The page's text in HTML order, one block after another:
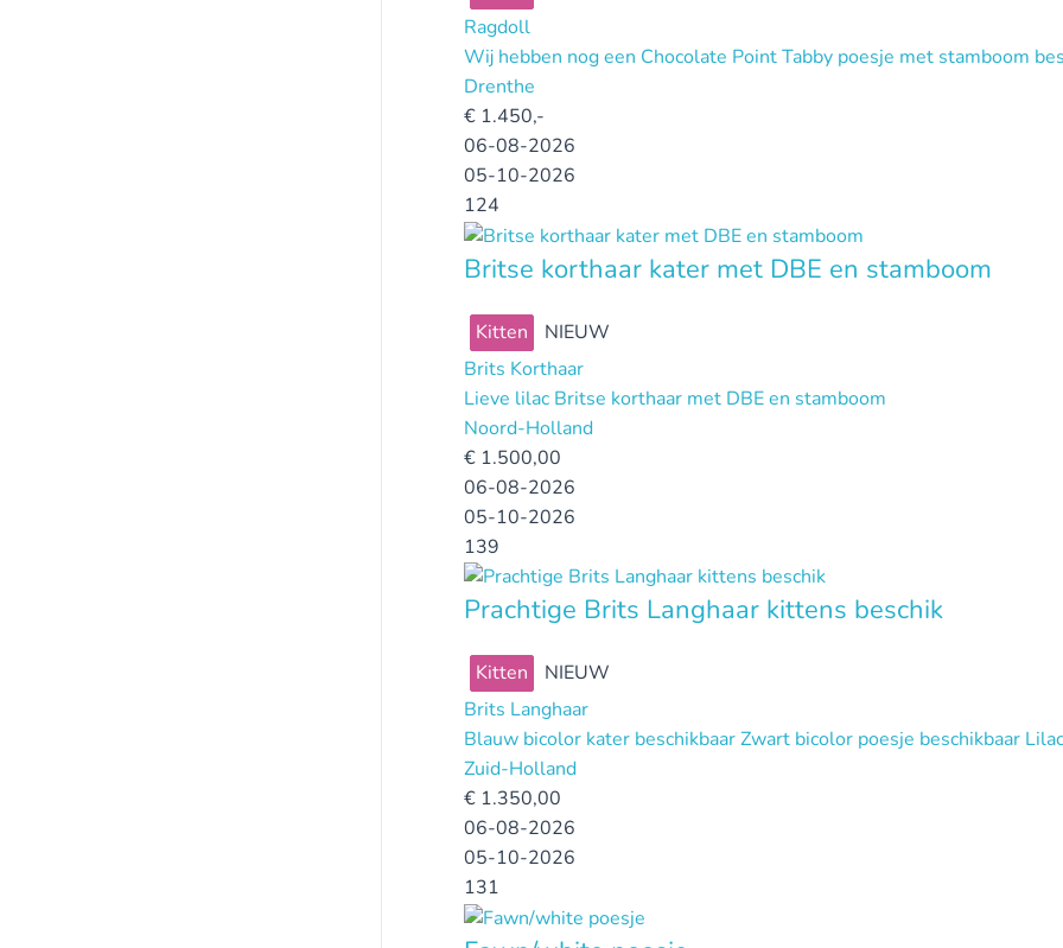
Ragdoll
Wij hebben nog een Chocolate Point Tabby poesje met stamboom
Drenthe
€ 1.450,-
06-08-2026
05-10-2026
124
Britse korthaar kater met DBE en stamboom
Kitten
NIEUW
Brits Korthaar
Lieve lilac Britse korthaar met DBE en stamboom
Noord-Holland
€ 1.500,00
06-08-2026
05-10-2026
139
Prachtige Brits Langhaar kittens beschik
Kitten
NIEUW
Brits Langhaar
Blauw bicolor kater beschikbaar Zwart bicolor poesje beschikbaar
Zuid-Holland
€ 1.350,00
06-08-2026
05-10-2026
131